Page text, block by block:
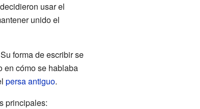
usar el
unido el
forma de escribir se
en cómo se hablaba
persa antiguo.
principales: